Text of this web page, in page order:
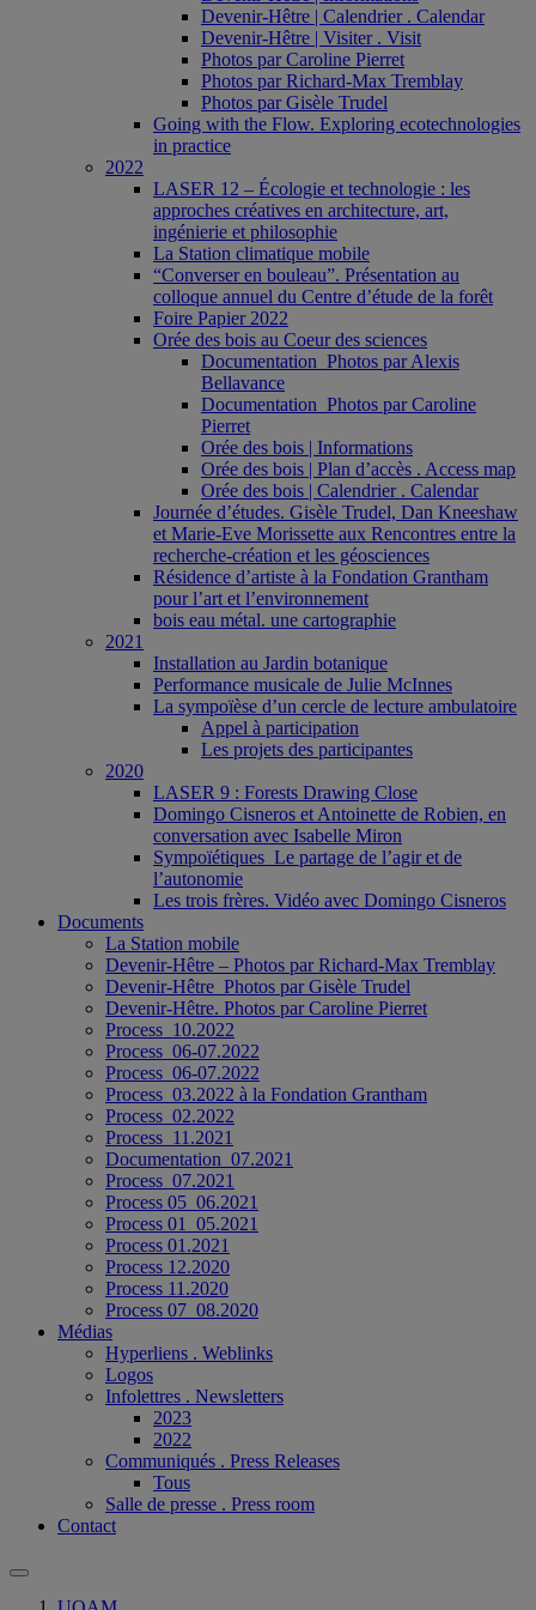
Devenir-Hêtre | Calendrier . Calendar
Devenir-Hêtre | Visiter . Visit
Photos par Caroline Pierret
Photos par Richard-Max Tremblay
Photos par Gisèle Trudel
Going with the Flow. Exploring ecotechnologies
in practice
2022
LASER 12 – Écologie et technologie : les
approches créatives en architecture, art,
ingénierie et philosophie
La Station climatique mobile
“Converser en bouleau”. Présentation au
colloque annuel du Centre d’étude de la forêt
Foire Papier 2022
Orée des bois au Coeur des sciences
Documentation_Photos par Alexis
Bellavance
Documentation_Photos par Caroline
Pierret
Orée des bois | Informations
Orée des bois | Plan d’accès . Access map
Orée des bois | Calendrier . Calendar
Journée d’études. Gisèle Trudel, Dan Kneeshaw
et Marie-Eve Morissette aux Rencontres entre la
recherche-création et les géosciences
Résidence d’artiste à la Fondation Grantham
pour l’art et l’environnement
bois eau métal. une cartographie
2021
Installation au Jardin botanique
Performance musicale de Julie McInnes
La sympoïèse d’un cercle de lecture ambulatoire
Appel à participation
Les projets des participantes
2020
LASER 9 : Forests Drawing Close
Domingo Cisneros et Antoinette de Robien, en
conversation avec Isabelle Miron
Sympoïétiques_Le partage de l’agir et de
l’autonomie
Les trois frères. Vidéo avec Domingo Cisneros
Documents
La Station mobile
Devenir-Hêtre – Photos par Richard-Max Tremblay
Devenir-Hêtre_Photos par Gisèle Trudel
Devenir-Hêtre. Photos par Caroline Pierret
Process_10.2022
Process_06-07.2022
Process_06-07.2022
Process_03.2022 à la Fondation Grantham
Process_02.2022
Process_11.2021
Documentation_07.2021
Process_07.2021
Process 05_06.2021
Process 01_05.2021
Process 01.2021
Process 12.2020
Process 11.2020
Process 07_08.2020
Médias
Hyperliens . Weblinks
Logos
Infolettres . Newsletters
2023
2022
Communiqués . Press Releases
Tous
Salle de presse . Press room
Contact